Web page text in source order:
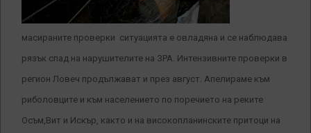
масираните проверки ситуацията е овладяна и се наблюдава
рязък спад на нарушителите на ЗРА. Интензивните проверки в
регион Ловеч продължават и през август. Апелираме към
риболовците и към населението по поречието на реките
Осъм,Вит и Искър, както и на високопланинските притоци на